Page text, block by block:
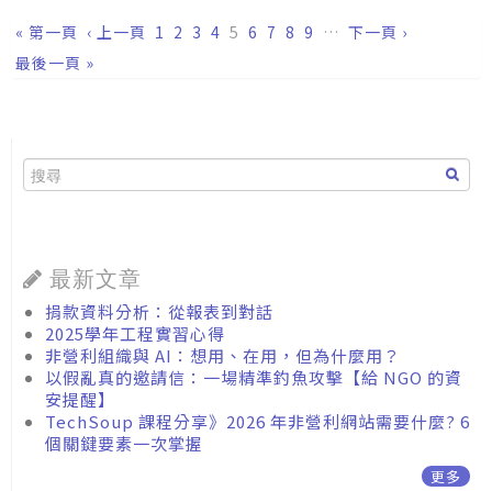
頁面
« 第一頁 ‹ 上一頁 1 2 3 4 5 6 7 8 9 … 下一頁 ›
最後一頁 »
最新文章
捐款資料分析：從報表到對話
2025學年工程實習心得
非營利組織與 AI：想用、在用，但為什麼用？
以假亂真的邀請信：一場精準釣魚攻擊【給 NGO 的資
安提醒】
TechSoup 課程分享》2026 年非營利網站需要什麼? 6
個關鍵要素一次掌握
更多